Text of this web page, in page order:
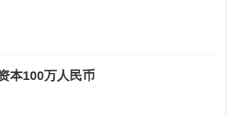
本100万人民币